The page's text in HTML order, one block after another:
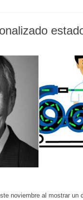
noviembre al mostrar un